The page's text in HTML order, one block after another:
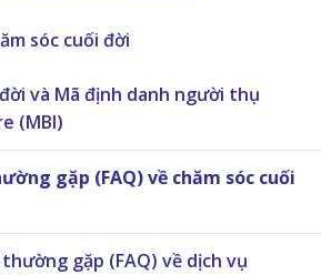
sóc cuối đời
và Mã định danh người thụ
(MBI)
gặp (FAQ) về chăm sóc cuối
gặp (FAQ) về dịch vụ